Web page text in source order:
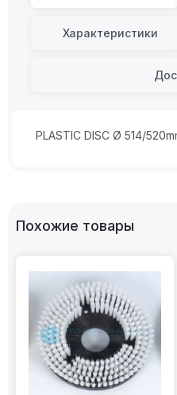
Характеристики
PLASTIC DISC Ø 514/
Похожие товары